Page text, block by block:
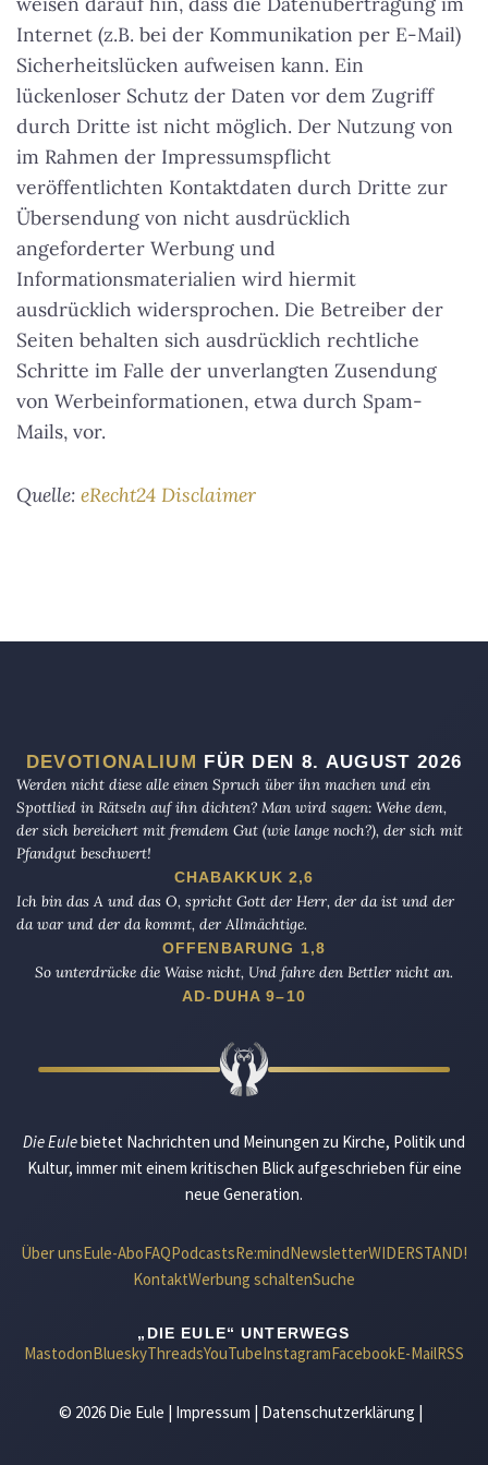
Internet (z.B. bei der Kommunikation per E-Mail)
Sicherheitslücken aufweisen kann. Ein
lückenloser Schutz der Daten vor dem Zugriff
durch Dritte ist nicht möglich. Der Nutzung von
im Rahmen der Impressumspflicht
veröffentlichten Kontaktdaten durch Dritte zur
Übersendung von nicht ausdrücklich
angeforderter Werbung und
Informationsmaterialien wird hiermit
ausdrücklich widersprochen. Die Betreiber der
Seiten behalten sich ausdrücklich rechtliche
Schritte im Falle der unverlangten Zusendung
von Werbeinformationen, etwa durch Spam-
Mails, vor.
Quelle: eRecht24 Disclaimer
DEVOTIONALIUM FÜR DEN 8. AUGUST 2026
Werden nicht diese alle einen Spruch über ihn machen und ein
Spottlied in Rätseln auf ihn dichten? Man wird sagen: Wehe dem,
der sich bereichert mit fremdem Gut (wie lange noch?), der sich mit
Pfandgut beschwert!
CHABAKKUK 2,6
Ich bin das A und das O, spricht Gott der Herr, der da ist und der
da war und der da kommt, der Allmächtige.
OFFENBARUNG 1,8
So unterdrücke die Waise nicht, Und fahre den Bettler nicht an.
AD-DUHA 9–10
Die Eulebietet Nachrichten und Meinungen zu Kirche, Politik und
Kultur, immer mit einem kritischen Blick aufgeschrieben für eine
neue Generation.
Über unsEule-AboFAQPodcastsRe:mindNewsletterWIDERSTAND!
KontaktWerbung schaltenSuche
„DIE EULE“ UNTERWEGS
MastodonBlueskyThreadsYouTubeInstagramFacebookE-MailRSS
© 2026 Die Eule | Impressum | Datenschutzerklärung |